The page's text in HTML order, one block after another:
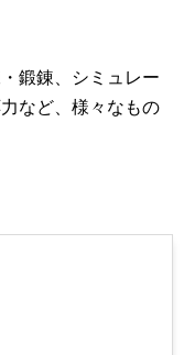
鍛錬、シミュレー
など、様々なもの